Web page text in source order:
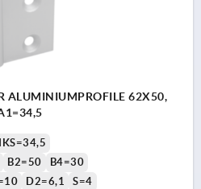
ALUMINIUMPROFILE 62X50,
B2=50
B4=30
D2=6,1
S=4